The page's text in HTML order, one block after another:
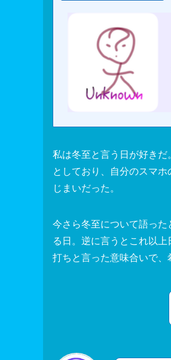
私は冬至と言う日が好き
としており、自分のスマ
じまいだった。
今さら冬至について語っ
る日。逆に言うとこれ以
打ちと言った意味合いで、